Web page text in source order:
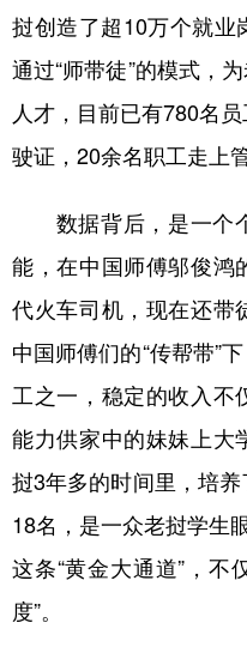
挝创造了超10万个就业
通过“师带徒”的模式，
人才，目前已有780名
驶证，20余名职工走上
数据背后，是一个
能，在中国师傅邬俊鸿
代火车司机，现在还带
中国师傅们的“传帮带”
工之一，稳定的收入不
能力供家中的妹妹上大
挝3年多的时间里，培
18名，是一众老挝学生
这条“黄金大通道”，不
度”。